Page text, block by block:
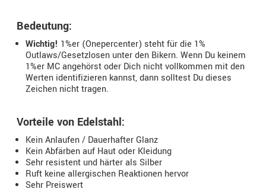
Bedeutung:
Wichtig! 1%er (Onepercenter) steht für die 1%
Outlaws/Gesetzlosen unter den Bikern. Wenn Du keinem
1%er MC angehörst oder Dich nicht vollkommen mit den
Werten identifizieren kannst, dann solltest Du dieses
Zeichen nicht tragen.
Vorteile von Edelstahl:
Kein Anlaufen / Dauerhafter Glanz
Kein Abfärben auf Haut oder Kleidung
Sehr resistent und härter als Silber
Ruft keine allergischen Reaktionen hervor
Sehr Preiswert